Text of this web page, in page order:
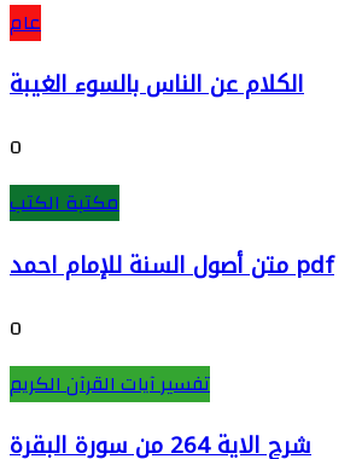
عام
الكلام عن الناس بالسوء الغيبة
0
مكتبة الكتب
متن أصول السنة للإمام احمد pdf
0
تفسير آيات القرآن الكريم
شرح الاية 264 من سورة البقرة